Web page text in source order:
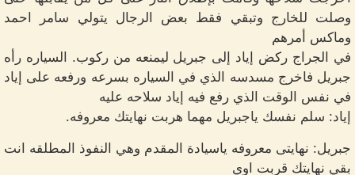
وصلت للخارج وتبقي فقط بعض الرجال يتولي سامر احمد
وماكس أمرهم
في الجراج ركض إياد إلى جبريل ليمنعه من ركوب. السياره رأه
جبريل فاخرج مسدسه الذي في السياره بسرعه ورفعه على إياد
في نفس الوقت الذي رفع فيه إياد سلاحه عليه
إياد: سلم نفسك ياجبريل مهما هربت نهايتك معروفه.
جبريل: نهايتى معروفه ياسيادة المقدم وهي النفوذ المطلقه انت
بقي نهايتك قربت اوي